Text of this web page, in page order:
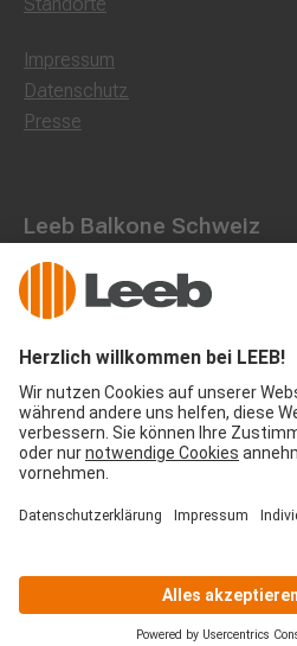
Impressum
Datenschutz
Presse
Leeb Balkone Schweiz
Landstraße 71, 8750 Glarus
055 536 16 53
office@leeb-balkone.com